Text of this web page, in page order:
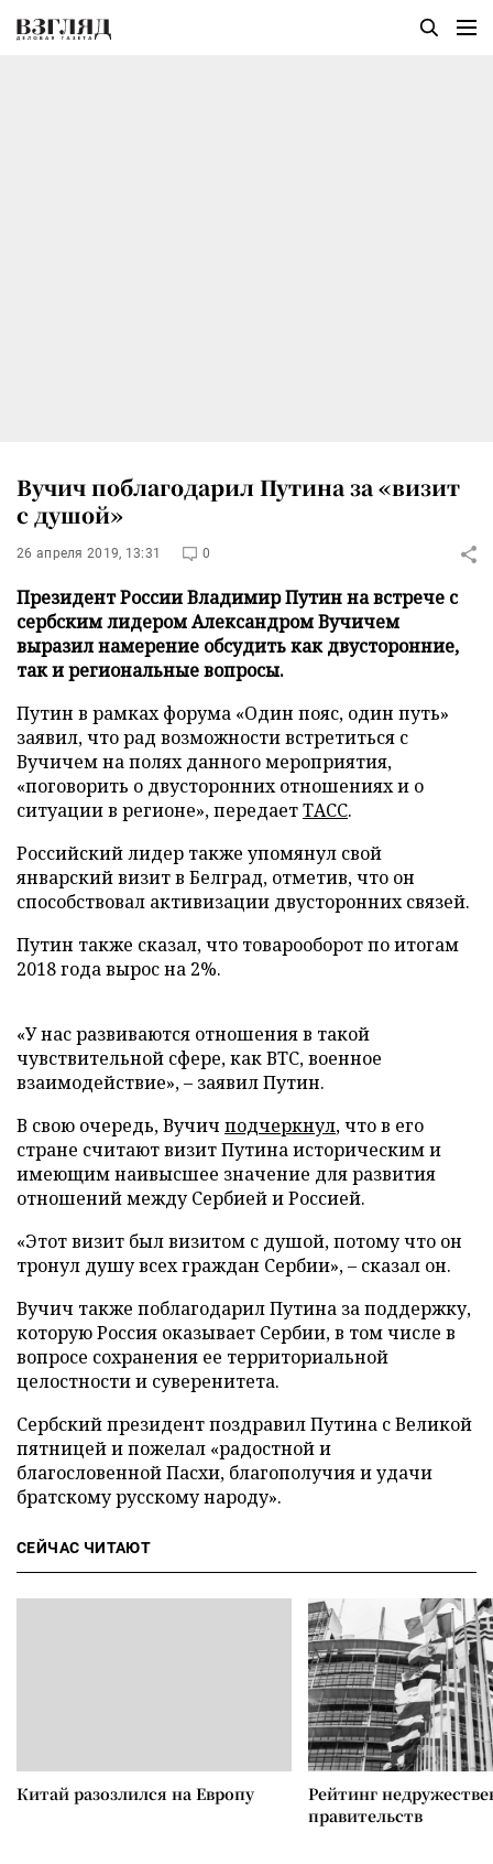
Вучич поблагодарил Путина за «визит
с душой»
26 апреля 2019, 13:31 0
Президент России Владимир Путин на встрече с
сербским лидером Александром Вучичем
выразил намерение обсудить как двусторонние,
так и региональные вопросы.
Путин в рамках форума «Один пояс, один путь»
заявил, что рад возможности встретиться с
Вучичем на полях данного мероприятия,
«поговорить о двусторонних отношениях и о
ситуации в регионе», передаетТАСС.
Российский лидер также упомянул свой
январский визит в Белград, отметив, что он
способствовал активизации двусторонних связей.
Путин также сказал, что товарооборот по итогам
2018 года вырос на 2%.
«У нас развиваются отношения в такой
чувствительной сфере, как ВТС, военное
взаимодействие», – заявил Путин.
В свою очередь, Вучич подчеркнул, что в его
стране считают визит Путина историческим и
имеющим наивысшее значение для развития
отношений между Сербией и Россией.
«Этот визит был визитом с душой, потому что он
тронул душу всех граждан Сербии», – сказал он.
Вучич также поблагодарил Путина за поддержку,
которую Россия оказывает Сербии, в том числе в
вопросе сохранения ее территориальной
целостности и суверенитета.
Сербский президент поздравил Путина с Великой
пятницей и пожелал «радостной и
благословенной Пасхи, благополучия и удачи
братскому русскому народу».
СЕЙЧАС ЧИТАЮТ
Китай разозлился на Европу
Рейтинг
правительств